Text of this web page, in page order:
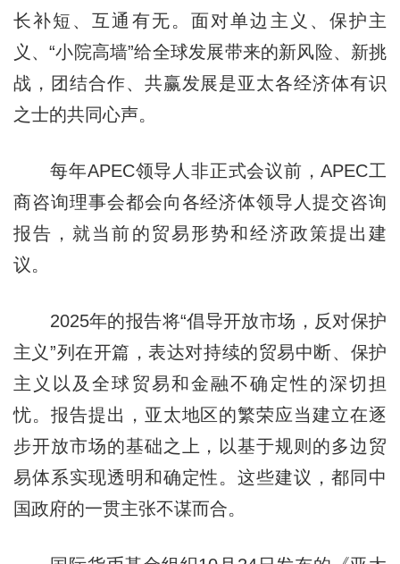
长补短、互通有无。面对单边主义、保护主
义、“小院高墙”给全球发展带来的新风险、新挑
战，团结合作、共赢发展是亚太各经济体有识
之士的共同心声。
每年APEC领导人非正式会议前，APEC工
商咨询理事会都会向各经济体领导人提交咨询
报告，就当前的贸易形势和经济政策提出建
议。
2025年的报告将“倡导开放市场，反对保护
主义”列在开篇，表达对持续的贸易中断、保护
主义以及全球贸易和金融不确定性的深切担
忧。报告提出，亚太地区的繁荣应当建立在逐
步开放市场的基础之上，以基于规则的多边贸
易体系实现透明和确定性。这些建议，都同中
国政府的一贯主张不谋而合。